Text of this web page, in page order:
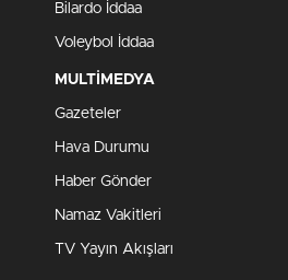
Bilardo İddaa
Voleybol İddaa
MULTİMEDYA
Gazeteler
Hava Durumu
Haber Gönder
Namaz Vakitleri
TV Yayın Akışları